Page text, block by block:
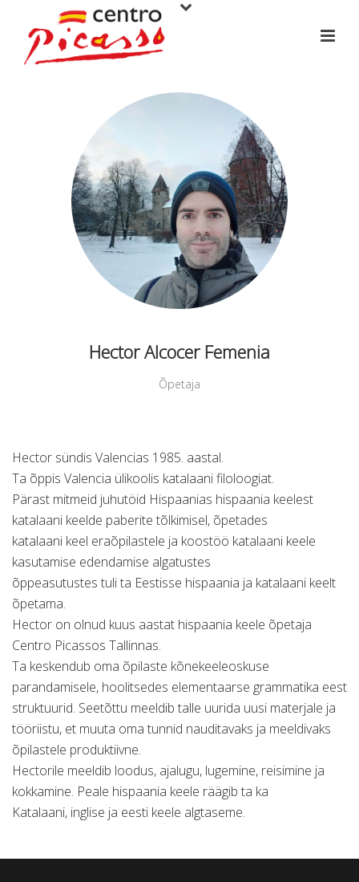
Hector Alcocer Femenia
Õpetaja
Hector sündis Valencias 1985. aastal.
Ta õppis Valencia ülikoolis katalaani filoloogiat.
Pärast mitmeid juhutöid Hispaanias hispaania keelest
katalaani keelde paberite tõlkimisel, õpetades
katalaani keel eraõpilastele ja koostöö katalaani keele
kasutamise edendamise algatustes
õppeasutustes tuli ta Eestisse hispaania ja katalaani keelt
õpetama.
Hector on olnud kuus aastat hispaania keele õpetaja
Centro Picassos Tallinnas.
Ta keskendub oma õpilaste kõnekeeleoskuse
parandamisele, hoolitsedes elementaarse grammatika eest
struktuurid. Seetõttu meeldib talle uurida uusi materjale ja
tööriistu, et muuta oma tunnid nauditavaks ja meeldivaks
õpilastele produktiivne.
Hectorile meeldib loodus, ajalugu, lugemine, reisimine ja
kokkamine. Peale hispaania keele räägib ta ka
Katalaani, inglise ja eesti keele algtaseme.